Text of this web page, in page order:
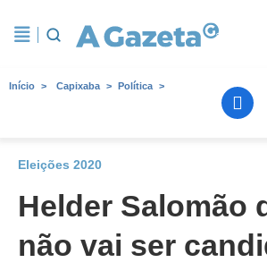
Início Capixaba Política
Eleições 2020
Helder Salomão
não vai ser